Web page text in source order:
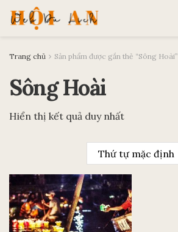
Trang chủ Sản phẩm được gắn thẻ “Sông Hoài”
Sông Hoài
Hiển thị kết quả duy nhất